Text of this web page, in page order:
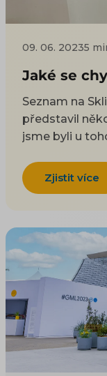
09. 06. 20235
Jaké se
Seznam na
představil
jsme byli u
Zjistit více